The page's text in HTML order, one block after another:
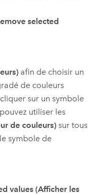
selected
afin de choisir un
de couleurs
sur un symbole
utiliser les
de couleurs) sur tous
symbole de
values (Afficher les